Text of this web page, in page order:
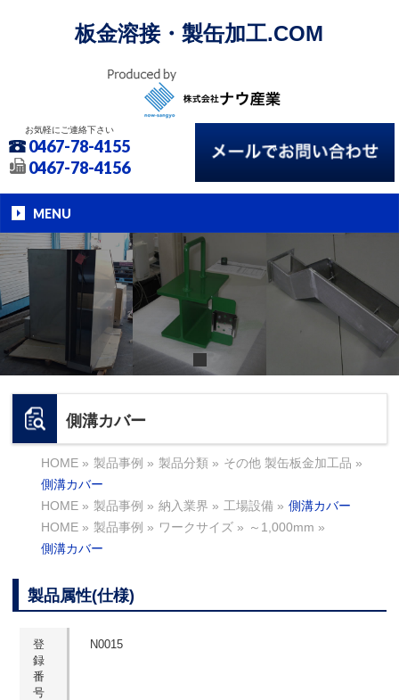
板金溶接・製缶加工.COM
お気軽にご連絡下さい
0467-78-4155
0467-78-4156
MENU
側溝カバー
HOME » 製品事例 » 製品分類 » その他 製缶板金加工品 »
側溝カバー
HOME » 製品事例 » 納入業界 » 工場設備 » 側溝カバー
HOME » 製品事例 » ワークサイズ » ～1,000mm »
側溝カバー
製品属性(仕様)
登
録
番
号
N0015